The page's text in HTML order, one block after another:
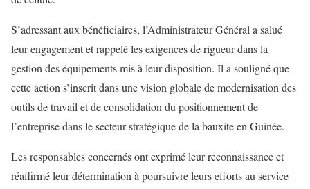
S’adressant aux bénéficiaires, l’Administrateur Général a salué
leur engagement et rappelé les exigences de rigueur dans la
gestion des équipements mis à leur disposition. Il a souligné que
cette action s’inscrit dans une vision globale de modernisation des
outils de travail et de consolidation du positionnement de
l’entreprise dans le secteur stratégique de la bauxite en Guinée.
Les responsables concernés ont exprimé leur reconnaissance et
réaffirmé leur détermination à poursuivre leurs efforts au service